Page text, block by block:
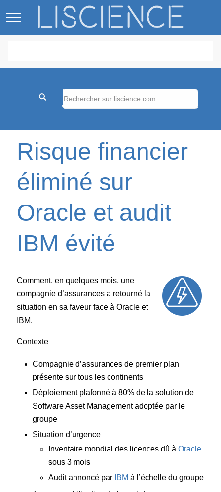
Mobile Menu Toggle
Risque financier
éliminé sur
Oracle et audit
IBM évité
Comment, en quelques mois, une
compagnie d’assurances a retourné la
situation en sa faveur face à Oracle et
IBM.
Contexte
Compagnie d’assurances de premier plan
présente sur tous les continents
Déploiement plafonné à 80% de la solution de
Software Asset Management adoptée par le
groupe
Situation d’urgence
Inventaire mondial des licences dû àOracle
sous 3 mois
Audit annoncé par IBM à l’échelle du groupe